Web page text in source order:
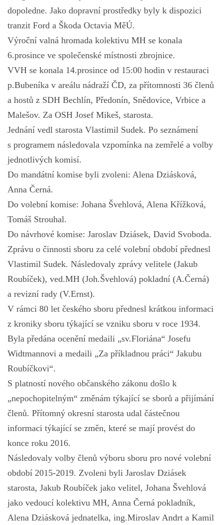
dopoledne. Jako dopravní prostředky byly k dispozici
tranzit Ford a Škoda Octavia MěÚ.
Výroční valná hromada kolektivu MH se konala
6.prosince ve společenské místnosti zbrojnice.
VVH se konala 14.prosince od 15:00 hodin v restauraci
p.Bubeníka v areálu nádraží ČD, za přítomnosti 36 členů
a hostů z SDH Bechlín, Předonín, Snědovice, Vrbice a
Malešov. Za OSH Josef Mikeš, starosta.
Jednání vedl starosta Vlastimil Sudek. Po seznámení
s programem následovala vzpomínka na zemřelé a volby
jednotlivých komisí.
Do mandátní komise byli zvoleni: Alena Dziásková,
Anna Černá.
Do volební komise: Johana Švehlová, Alena Křížková,
Tomáš Strouhal.
Do návrhové komise: Jaroslav Dziásek, David Svoboda.
Zprávu o činnosti sboru za celé volební období přednesl
Vlastimil Sudek. Následovaly zprávy velitele (Jakub
Roubíček), ved.MH (Joh.Švehlová) pokladní (A.Černá)
a revizní rady (V.Ernst).
V rámci 80 let českého sboru přednesl krátkou informaci
z kroniky sboru týkající se vzniku sboru v roce 1934.
Byla předána ocenění medaili „sv.Floriána“ Josefu
Widtmannovi a medaili „Za příkladnou práci“ Jakubu
Roubíčkovi“.
S platností nového občanského zákonu došlo k
„nepochopitelným“ změnám týkající se sborů a přijímání
členů. Přítomný okresní starosta udal částečnou
informaci týkající se změn, které se mají provést do
konce roku 2016.
Následovaly volby členů výboru sboru pro nové volební
období 2015-2019. Zvoleni byli Jaroslav Dziásek
starosta, Jakub Roubíček jako velitel, Johana Švehlová
jako vedoucí kolektivu MH, Anna Černá pokladník,
Alena Dziásková jednatelka, ing.Miroslav Andrt a Kamil